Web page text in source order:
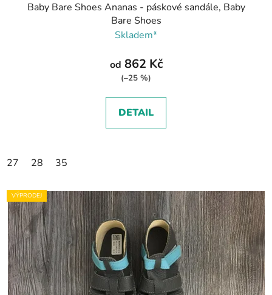
Baby Bare Shoes Ananas - páskové sandále, Baby
Bare Shoes
Skladem*
od 862 Kč
(–25 %)
DETAIL
27 28 35
VÝPRODEJ